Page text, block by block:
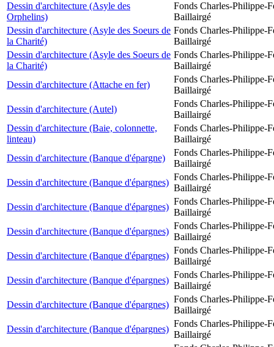
Dessin d'architecture (Asyle des
Orphelins)
Fonds Charles-Philippe-
Baillairgé
Dessin d'architecture (Asyle des Soeurs de
la Charité)
Fonds Charles-Philippe-
Baillairgé
Dessin d'architecture (Asyle des Soeurs de
la Charité)
Fonds Charles-Philippe-
Baillairgé
Dessin d'architecture (Attache en fer)
Fonds Charles-Philippe-
Baillairgé
Dessin d'architecture (Autel)
Fonds Charles-Philippe-
Baillairgé
Dessin d'architecture (Baie, colonnette,
linteau)
Fonds Charles-Philippe-
Baillairgé
Dessin d'architecture (Banque d'épargne)
Fonds Charles-Philippe-
Baillairgé
Dessin d'architecture (Banque d'épargnes)
Fonds Charles-Philippe-
Baillairgé
Dessin d'architecture (Banque d'épargnes)
Fonds Charles-Philippe-
Baillairgé
Dessin d'architecture (Banque d'épargnes)
Fonds Charles-Philippe-
Baillairgé
Dessin d'architecture (Banque d'épargnes)
Fonds Charles-Philippe-
Baillairgé
Dessin d'architecture (Banque d'épargnes)
Fonds Charles-Philippe-
Baillairgé
Dessin d'architecture (Banque d'épargnes)
Fonds Charles-Philippe-
Baillairgé
Dessin d'architecture (Banque d'épargnes)
Fonds Charles-Philippe-
Baillairgé